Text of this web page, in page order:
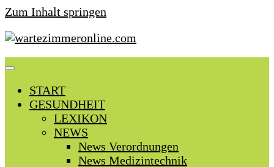
Zum Inhalt springen
START
GESUNDHEIT
LEXIKON
NEWS
News Verordnungen
News Medizintechnik